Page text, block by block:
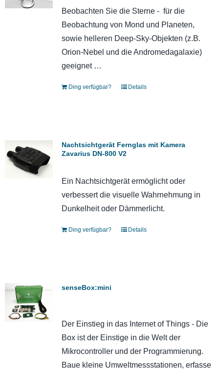
Beobachten Sie die Sterne - für die
Beobachtung von Mond und Planeten,
sowie helleren Deep-Sky-Objekten (z.B.
Orion-Nebel und die Andromedagalaxie)
geeignet …
Ding verfügbar? Details
Nachtsichtgerät Fernglas mit Kamera
Zavarius DN-800 V2
Ein Nachtsichtgerät ermöglicht oder
verbessert die visuelle Wahrnehmung in
Dunkelheit oder Dämmerlicht.
Ding verfügbar? Details
senseBox:mini
Der Einstieg in das Internet of Things - Die
Box ist der Einstige in die Welt der
Mikrocontroller und der Programmierung.
Baue kleine Umweltmessstationen, erfasse